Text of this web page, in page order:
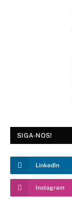
SIGA-NOS!
LinkedIn
Instagram